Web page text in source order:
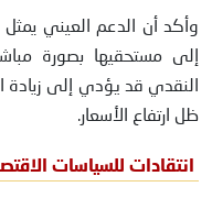
وأكد أن الدعم العيني
إلى مستحقيها بصورة
النقدي قد يؤدي إلى زيادة
ظل ارتفاع الأسعار.
انتقادات للسياسات